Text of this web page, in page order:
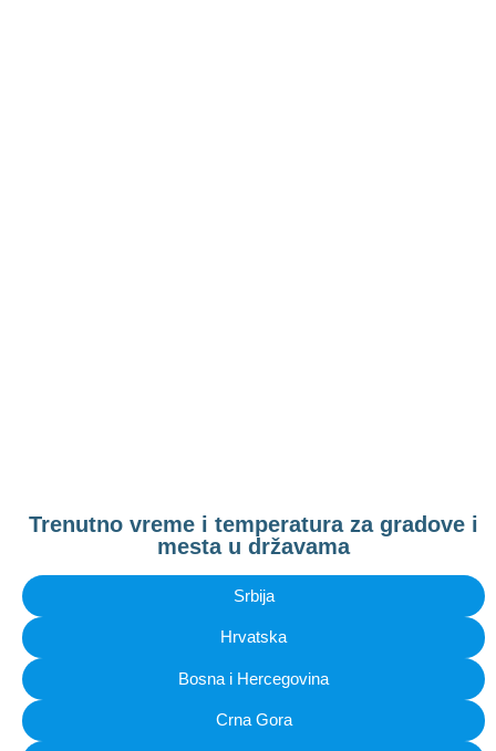
Trenutno vreme i temperatura za gradove i
mesta u državama
Srbija
Hrvatska
Bosna i Hercegovina
Crna Gora